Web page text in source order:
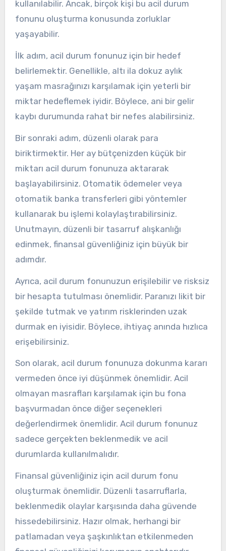
kullanılabilir. Ancak, birçok kişi bu acil durum
fonunu oluşturma konusunda zorluklar
yaşayabilir.
İlk adım, acil durum fonunuz için bir hedef
belirlemektir. Genellikle, altı ila dokuz aylık
yaşam masrağınızı karşılamak için yeterli bir
miktar hedeflemek iyidir. Böylece, ani bir gelir
kaybı durumunda rahat bir nefes alabilirsiniz.
Bir sonraki adım, düzenli olarak para
biriktirmektir. Her ay bütçenizden küçük bir
miktarı acil durum fonunuza aktararak
başlayabilirsiniz. Otomatik ödemeler veya
otomatik banka transferleri gibi yöntemler
kullanarak bu işlemi kolaylaştırabilirsiniz.
Unutmayın, düzenli bir tasarruf alışkanlığı
edinmek, finansal güvenliğiniz için büyük bir
adımdır.
Ayrıca, acil durum fonunuzun erişilebilir ve risksiz
bir hesapta tutulması önemlidir. Paranızı likit bir
şekilde tutmak ve yatırım risklerinden uzak
durmak en iyisidir. Böylece, ihtiyaç anında hızlıca
erişebilirsiniz.
Son olarak, acil durum fonunuza dokunma kararı
vermeden önce iyi düşünmek önemlidir. Acil
olmayan masrafları karşılamak için bu fona
başvurmadan önce diğer seçenekleri
değerlendirmek önemlidir. Acil durum fonunuz
sadece gerçekten beklenmedik ve acil
durumlarda kullanılmalıdır.
Finansal güvenliğiniz için acil durum fonu
oluşturmak önemlidir. Düzenli tasarruflarla,
beklenmedik olaylar karşısında daha güvende
hissedebilirsiniz. Hazır olmak, herhangi bir
patlamadan veya şaşkınlıktan etkilenmeden